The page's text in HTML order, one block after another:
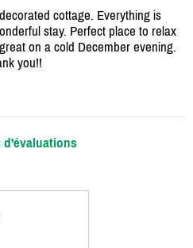
cottage. Everything is
stay. Perfect place to relax
on a cold December evening.
you!!
d'évaluations